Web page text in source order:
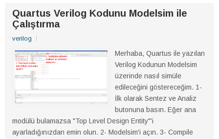
Quartus Verilog Kodunu Modelsim ile
Çalıştırma
verilog
Merhaba, Quartus ile yazılan
Verilog Kodunun Modelsim
üzerinde nasıl simüle
edileceğini göstereceğim. 1-
İlk olarak Sentez ve Analiz
butonuna basın. Eğer ana
modülü bulamazsa "Top Level Design Entity"'i
ayarladığınızdan emin olun. 2- Modelsim'i açın. 3- Compile